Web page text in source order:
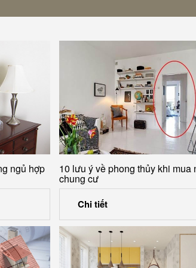
ngủ hợp 10 lưu ý về phong thủy khi mua
chung cư
Chi tiết